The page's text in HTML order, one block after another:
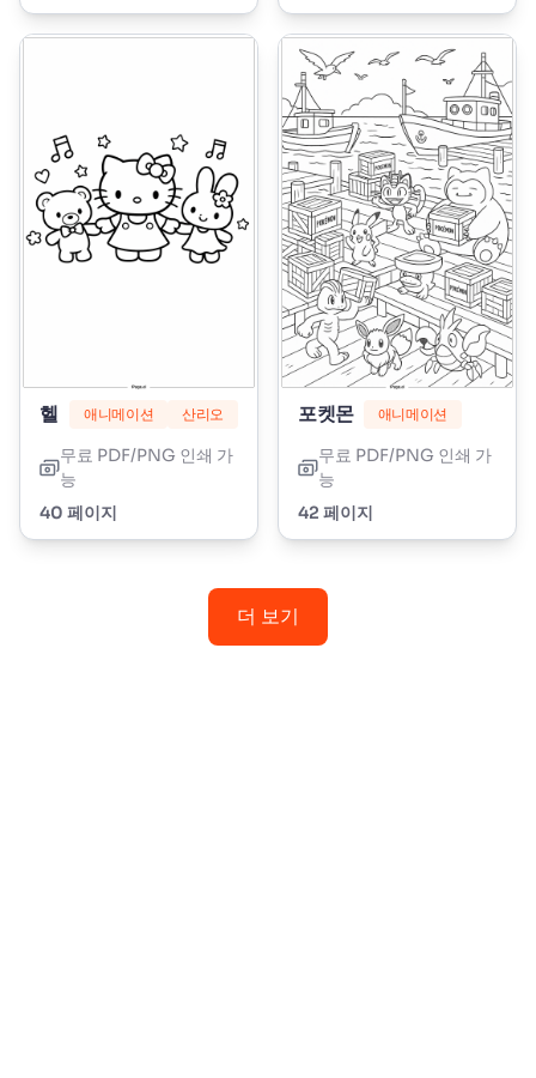
애니메이션 산리오
무료 PDF/PNG 인쇄 가
능
40 페이지
포켓몬 애니메이션
무료 PDF/PNG 인쇄 가
능
42 페이지
더 보기